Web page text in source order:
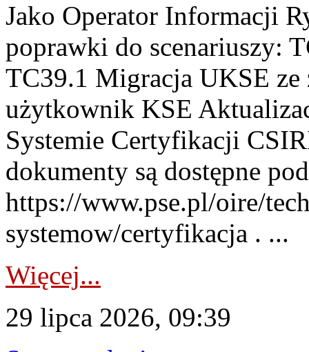
Jako Operator Informacji
poprawki do scenariuszy:
TC39.1 Migracja UKSE
użytkownik KSE
Systemie Certyfikacji
dokumenty są dostępne
https://www.pse.pl/oire/
systemow/certyfikacja . ...
Więcej...
29 lipca 2026, 09:39